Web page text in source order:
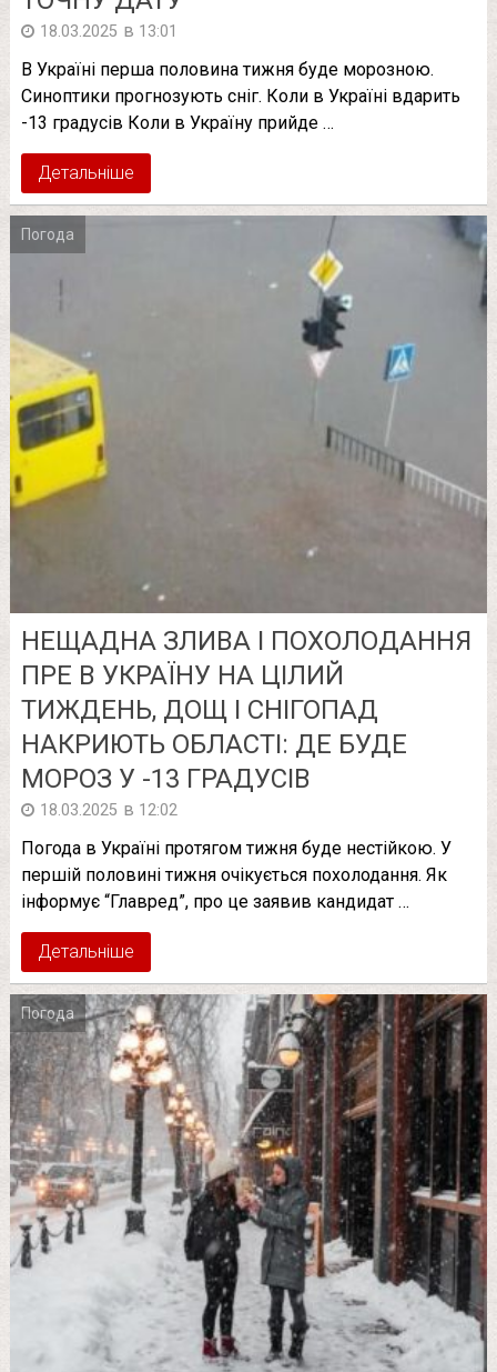
18.03.2025 в 13:01
В Україні перша половина тижня буде морозною.
Синоптики прогнозують сніг. Коли в Україні вдарить
-13 градусів Коли в Україну прийде …
Детальніше
Погода
НЕЩАДНА ЗЛИВА І ПОХОЛОДАННЯ
ПРЕ В УКРАЇНУ НА ЦІЛИЙ
ТИЖДЕНЬ, ДОЩ І СНІГОПАД
НАКРИЮТЬ ОБЛАСТІ: ДЕ БУДЕ
МОРОЗ У -13 ГРАДУСІВ
18.03.2025 в 12:02
Погода в Україні протягом тижня буде нестійкою. У
першій половині тижня очікується похолодання. Як
інформує “Главред”, про це заявив кандидат …
Детальніше
Погода